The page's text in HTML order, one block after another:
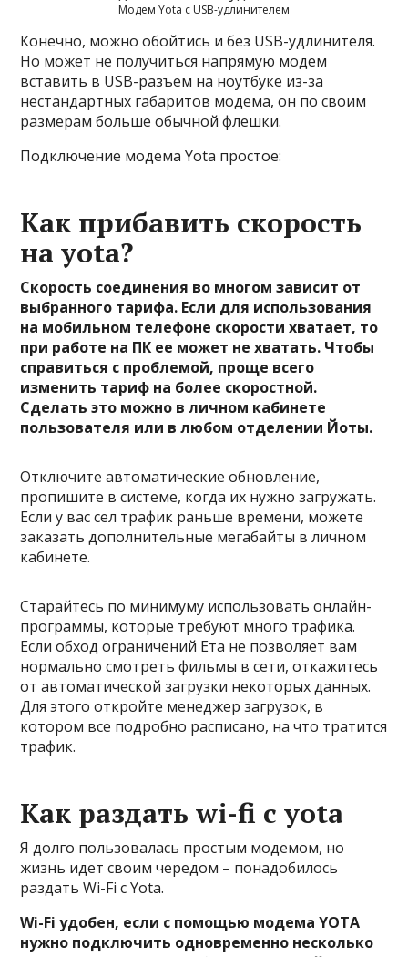
Модем Yota с USB-удлинителем
Конечно, можно обойтись и без USB-удлинителя.
Но может не получиться напрямую модем
вставить в USB-разъем на ноутбуке из-за
нестандартных габаритов модема, он по своим
размерам больше обычной флешки.
Подключение модема Yota простое:
Как прибавить скорость
на yota?
Скорость соединения во многом зависит от
выбранного тарифа. Если для использования
на мобильном телефоне скорости хватает, то
при работе на ПК ее может не хватать. Чтобы
справиться с проблемой, проще всего
изменить тариф на более скоростной.
Сделать это можно в личном кабинете
пользователя или в любом отделении Йоты.
Отключите автоматические обновление,
пропишите в системе, когда их нужно загружать.
Если у вас сел трафик раньше времени, можете
заказать дополнительные мегабайты в личном
кабинете.
Старайтесь по минимуму использовать онлайн-
программы, которые требуют много трафика.
Если обход ограничений Ета не позволяет вам
нормально смотреть фильмы в сети, откажитесь
от автоматической загрузки некоторых данных.
Для этого откройте менеджер загрузок, в
котором все подробно расписано, на что тратится
трафик.
Как раздать wi-fi с yota
Я долго пользовалась простым модемом, но
жизнь идет своим чередом – понадобилось
раздать Wi-Fi c Yota.
Wi-Fi удобен, если с помощью модема YOTA
нужно подключить одновременно несколько